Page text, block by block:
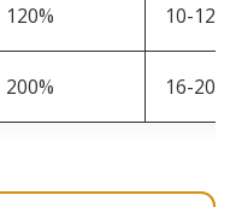
120% 10-12h
200% 16-20h